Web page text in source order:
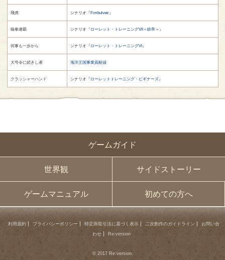
ゲームガイド
世界観 サイドストーリー
ゲームマニュアル 初めての方へ
飛虎 シナリオ『Fimbulvetr』
狼拳連覇 シナリオ『 ローレット・トレーニングVII＜鉄帝＞ 』
何事も一歩から シナリオ『 ローレット・トレーニングVI』
大号令に続きし者 海洋王国事業貢献値
クラッシャーハンド シナリオ『 ローレットトレーニング・ビギナーズ』
利用規約 プライバシーポリシー 特定商取引法に基づく表示 二次創作のガイドライン
お問い合
わせ
Re:version
© 2017 Re:version.